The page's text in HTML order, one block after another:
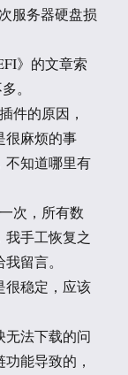
服务器硬盘损
》的文章索
。
件的原因，
很麻烦的事
不知道哪里有
次，所有数
我手工恢复之
留言。
很稳定，应该
无法下载的问
能导致的，